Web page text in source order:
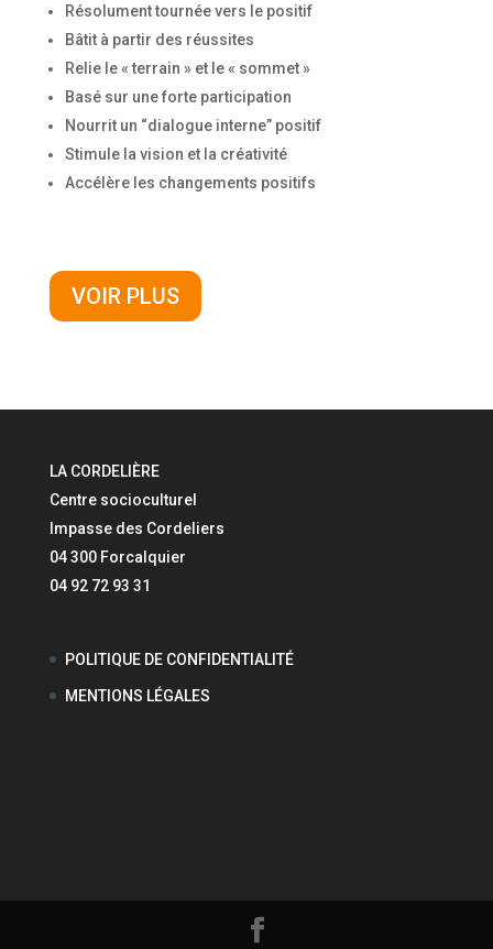
Résolument tournée vers le positif
Bâtit à partir des réussites
Relie le « terrain » et le « sommet »
Basé sur une forte participation
Nourrit un “dialogue interne” positif
Stimule la vision et la créativité
Accélère les changements positifs
VOIR PLUS
LA CORDELIÈRE
Centre socioculturel
Impasse des Cordeliers
04 300 Forcalquier
04 92 72 93 31
POLITIQUE DE CONFIDENTIALITÉ
MENTIONS LÉGALES